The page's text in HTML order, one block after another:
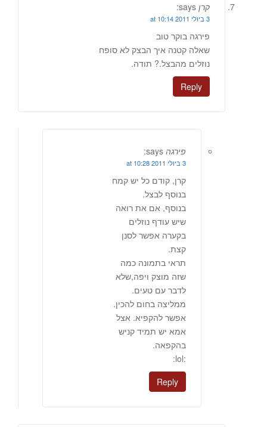
קרן says:
3 ביולי 2011 at 10:14
פירגה בוקר טוב
שאלה קטנה איך הבצק לא סופח
נוזלים מהבצל.? תודה.
Reply
פירגה says:
3 ביולי 2011 at 10:28
קרן, קודם כל יש קמח
בנוסף לבצל.
בנוסף, אם את רואה
שיש עודף נוזלים
בקערה אפשר לסנן
קצת.
תראי בתמונה כמה
שזה מוצק ויפה,שלא
לדבר עם טעים.
ממליצה בחום להכין.
אפשר להקפיא. אצל
אמא יש תמיד קניש
בהקפאה.
:lol:
Reply